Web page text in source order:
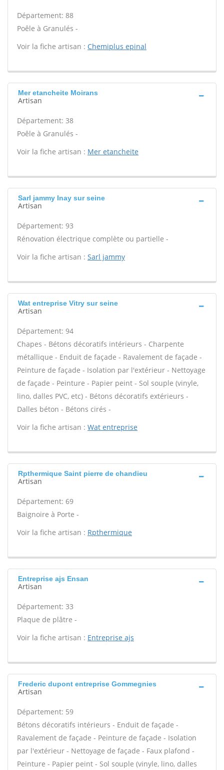
Département: 88
Poêle à Granulés -
Voir la fiche artisan : Chemiplus epinal
Mer etancheite Moirans
Artisan
Département: 38
Poêle à Granulés -
Voir la fiche artisan : Mer etancheite
Sarl jammy Inay sur seine
Artisan
Département: 93
Rénovation électrique complète ou partielle -
Voir la fiche artisan : Sarl jammy
Wat entreprise Vitry sur seine
Artisan
Département: 94
Chapes - Bétons décoratifs intérieurs - Charpente
métallique - Enduit de façade - Ravalement de façade -
Peinture de façade - Isolation par l'extérieur - Nettoyage
de façade - Peinture - Papier peint - Sol souple (vinyle,
lino, dalles PVC, etc) - Bétons décoratifs extérieurs -
Dalles béton - Bétons cirés -
Voir la fiche artisan : Wat entreprise
Rpthermique Saint pierre de chandieu
Artisan
Département: 69
Baignoire à Porte -
Voir la fiche artisan : Rpthermique
Entreprise ajs Ensan
Artisan
Département: 33
Plaque de plâtre -
Voir la fiche artisan : Entreprise ajs
Frederic dupont entreprise Gommegnies
Artisan
Département: 59
Bétons décoratifs intérieurs - Enduit de façade -
Ravalement de façade - Peinture de façade - Isolation
par l'extérieur - Nettoyage de façade - Faux plafond -
Peinture - Papier peint - Sol souple (vinyle, lino, dalles